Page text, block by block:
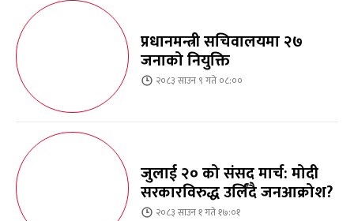
प्रधानमन्त्री सचिवालयमा २७
जनाको नियुक्ति
२०८३ साउन ९ गते ०८:००
जुलाई २० को संसद मार्च: मोदी
सरकारविरुद्ध उर्लिंदै जनआक्रोश?
२०८३ साउन १ गते १७:०१